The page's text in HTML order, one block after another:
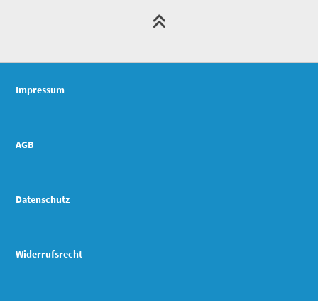
Impressum
AGB
Datenschutz
Widerrufsrecht